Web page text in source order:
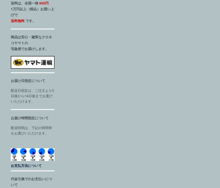
送料は、全国一律660円
1万円以上（税込）お買い上
げで
送料無料 です。
商品は安心・確実なクロネ
コヤマトの
宅急便でお届けします。
お届け日指定について
配送日指定は、ご注文より3
日後から14日後までお選び
いただけます。
お届け時間指定について
配送時間は、下記の時間帯
をお選びいただけます。
お支払方法について
代金引換でのお支払いにつ
いて